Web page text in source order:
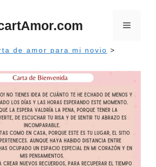
Menú
de amor para mi novio >